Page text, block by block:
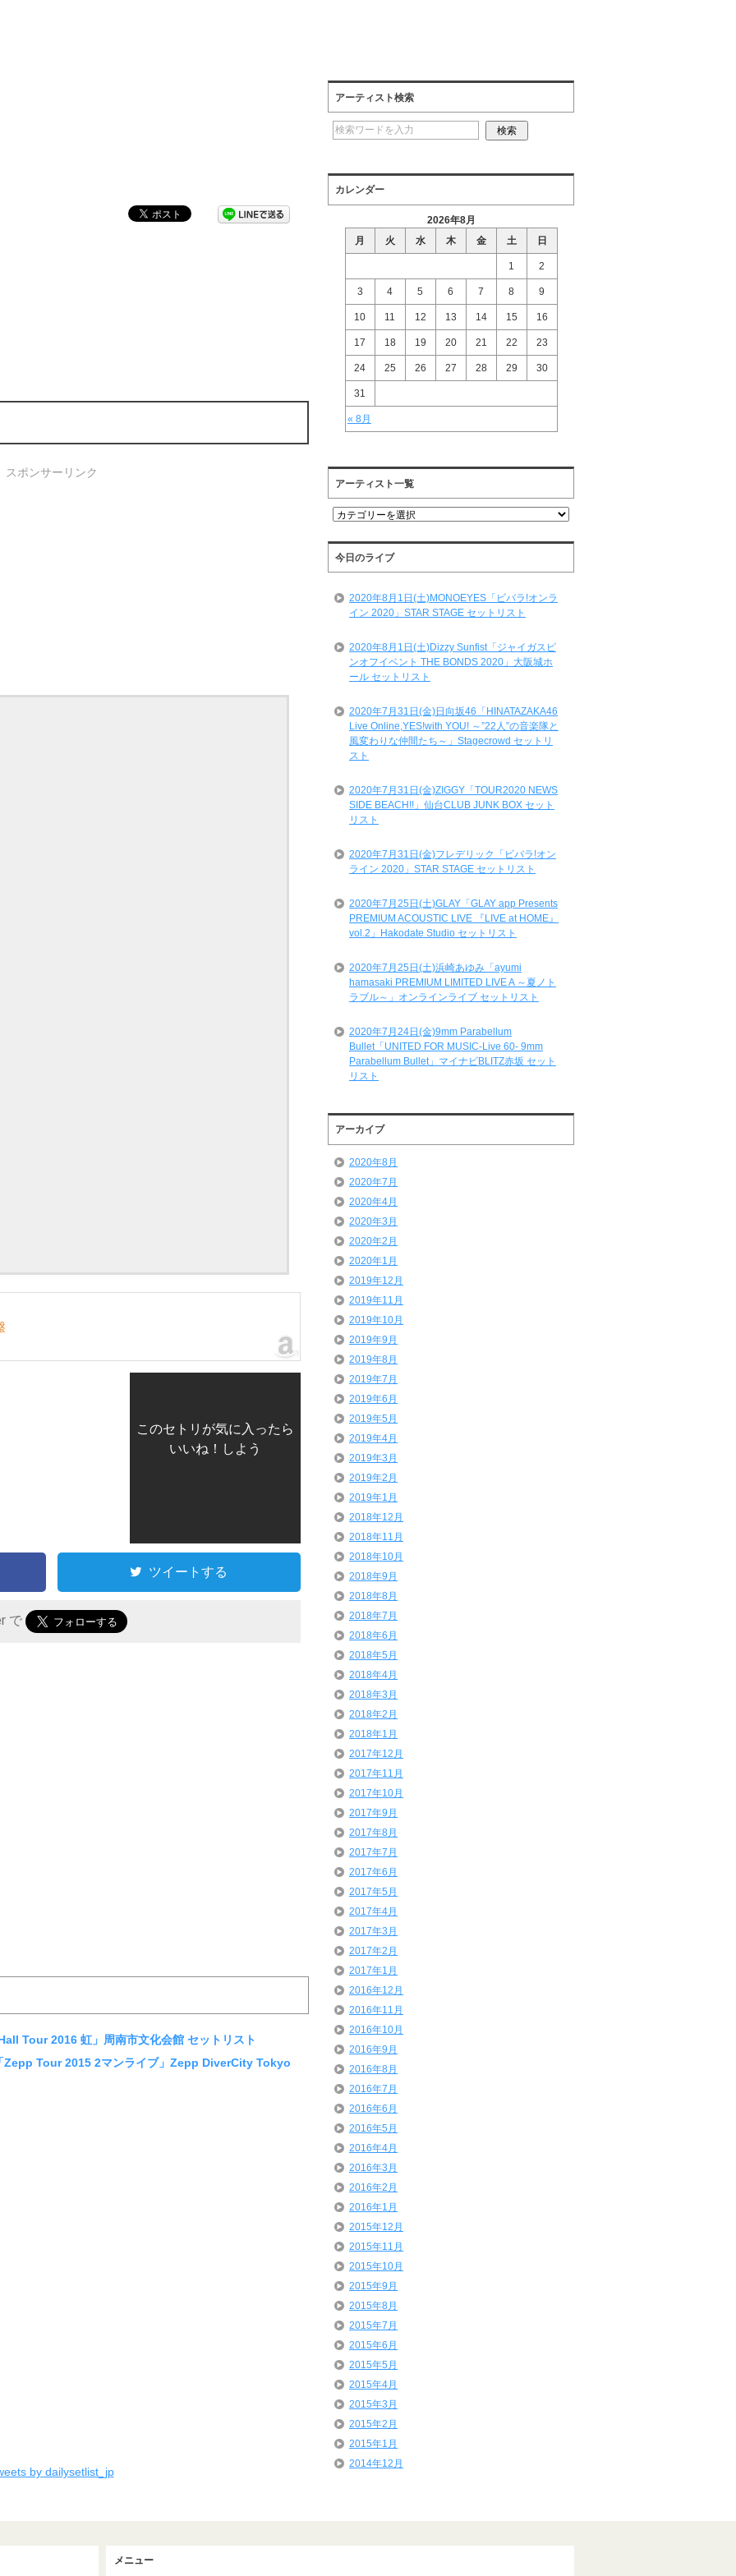
スポンサーリンク
このセトリが気に入ったら
いいね！しよう
ツイートする
で
Tour 2016 虹」周南市文化会館 セットリスト
Tour 2015 2マンライブ」Zepp DiverCity Tokyo
by dailysetlist_jp
アーティスト検索
カレンダー
2026年8月
月
火 水 木 金 土 日
« 8月
1 2
3 4 5 6 7 8 9
10 11 12 13 14 15 16
17 18 19 20 21 22 23
24 25 26 27 28 29 30
31
アーティスト一覧
ア
テ
ィ
ス
一
今日のライブ
2020年8月1日(土)MONOEYES「ビバラ!オンラ
イン 2020」STAR STAGE セットリスト
2020年8月1日(土)Dizzy Sunfist「ジャイガスピ
ンオフイベント THE BONDS 2020」大阪城ホ
ール セットリスト
2020年7月31日(金)日向坂46「HINATAZAKA46
Live Online,YES!with YOU! ～”22人”の音楽隊と
風変わりな仲間たち～」Stagecrowd セットリ
スト
2020年7月31日(金)ZIGGY「TOUR2020 NEWS
SIDE BEACH!!」仙台CLUB JUNK BOX セット
リスト
2020年7月31日(金)フレデリック「ビバラ!オン
ライン 2020」STAR STAGE セットリスト
2020年7月25日(土)GLAY「GLAY app Presents
PREMIUM ACOUSTIC LIVE 『LIVE at HOME』
vol.2」Hakodate Studio セットリスト
2020年7月25日(土)浜崎あゆみ「ayumi
hamasaki PREMIUM LIMITED LIVE A ～夏ノト
ラブル～」オンラインライブ セットリスト
2020年7月24日(金)9mm Parabellum
Bullet「UNITED FOR MUSIC-Live 60- 9mm
Parabellum Bullet」マイナビBLITZ赤坂 セット
リスト
アーカイブ
2020年8月
2020年7月
2020年4月
2020年3月
2020年2月
2020年1月
2019年12月
2019年11月
2019年10月
2019年9月
2019年8月
2019年7月
2019年6月
2019年5月
2019年4月
2019年3月
2019年2月
2019年1月
2018年12月
2018年11月
2018年10月
2018年9月
2018年8月
2018年7月
2018年6月
2018年5月
2018年4月
2018年3月
2018年2月
2018年1月
2017年12月
2017年11月
2017年10月
2017年9月
2017年8月
2017年7月
2017年6月
2017年5月
2017年4月
2017年3月
2017年2月
2017年1月
2016年12月
2016年11月
2016年10月
2016年9月
2016年8月
2016年7月
2016年6月
2016年5月
2016年4月
2016年3月
2016年2月
2016年1月
2015年12月
2015年11月
2015年10月
2015年9月
2015年8月
2015年7月
2015年6月
2015年5月
2015年4月
2015年3月
2015年2月
2015年1月
2014年12月
メニュー